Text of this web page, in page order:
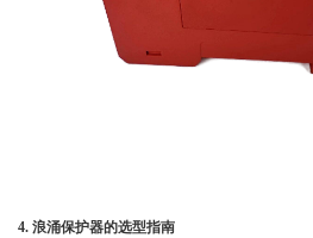
4. 浪涌保护器的选型指南